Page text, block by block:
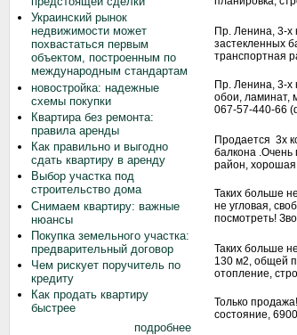
Украинский рынок
недвижимости может
похвастаться первым
объектом, построенным по
международным стандартам
новостройка: надежные
схемы покупки
Квартира без ремонта:
правила аренды
Как правильно и выгодно
сдать квартиру в аренду
Выбор участка под
строительство дома
Снимаем квартиру: важные
нюансы
Покупка земельного участка:
предварительный договор
Чем рискует поручитель по
кредиту
Как продать квартиру
быстрее
подробнее
Пр. Ленина, 3-х
застекленных
транспортная
Пр. Ленина, 3-х
обои, ламинат,
067-57-440-66
Продается 3х
балкона .Очень
район, хорошая
Таких больше
не угловая,
посмотреть!
Таких больше
130 м2, общей
отопление,
Только
состояние,